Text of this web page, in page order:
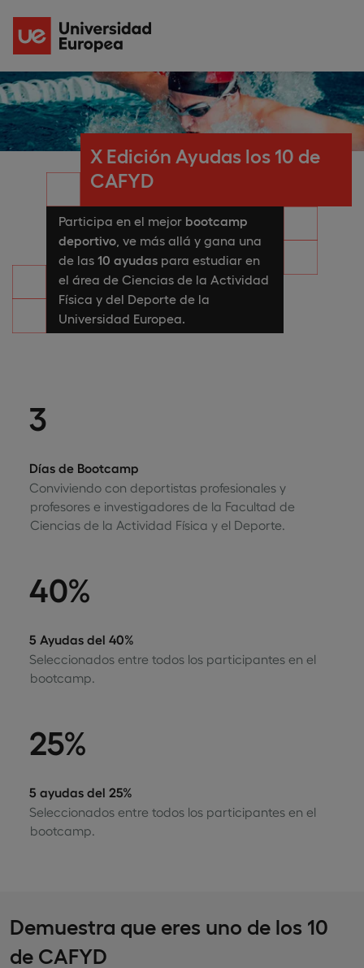
X Edición Ayudas los 10 de
CAFYD
Participa en el mejor bootcamp
deportivo , ve más allá y gana una
de las 10 ayudas para estudiar en
el área de Ciencias de la Actividad
Física y del Deporte de la
Universidad Europea.
3
Días de Bootcamp
Conviviendo con deportistas profesionales y
profesores e investigadores de la Facultad de
Ciencias de la Actividad Física y el Deporte.
40%
5 Ayudas del 40%
Seleccionados entre todos los participantes en el
bootcamp.
25%
5 ayudas del 25%
Seleccionados entre todos los participantes en el
bootcamp.
Demuestra que eres uno de los 10
de CAFYD